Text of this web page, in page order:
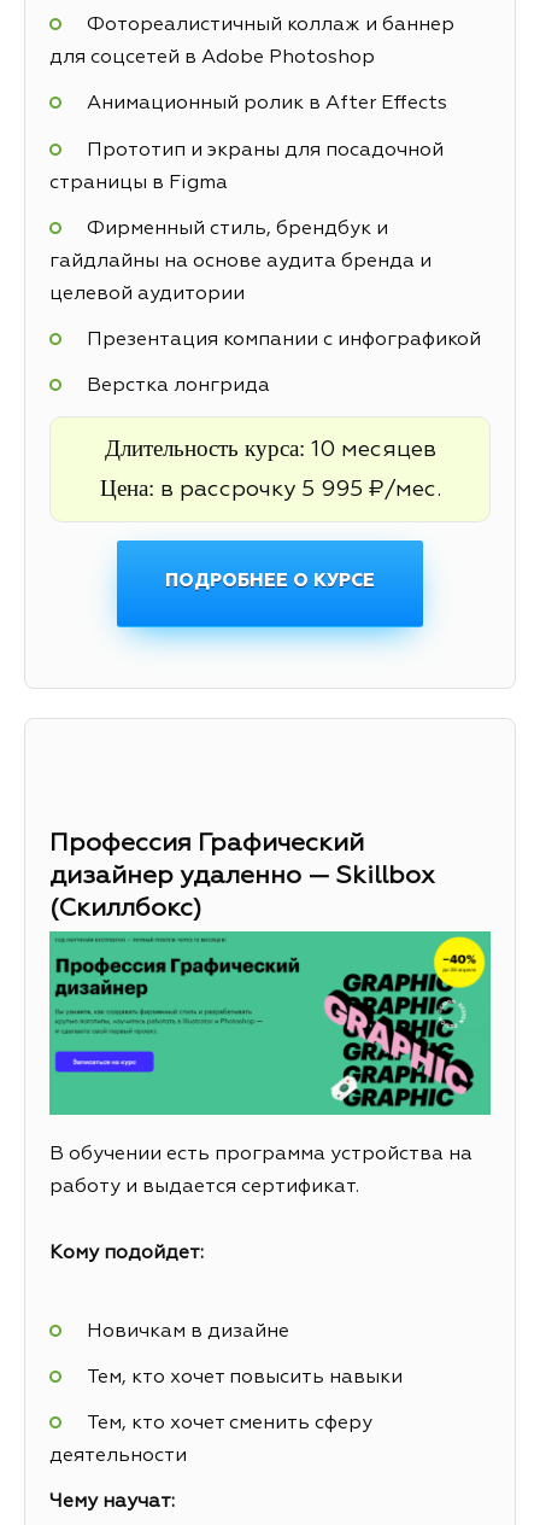
Фотореалистичный коллаж и баннер
для соцсетей в Adobe Photoshop
Анимационный ролик в After Effects
Прототип и экраны для посадочной
страницы в Figma
Фирменный стиль, брендбук и
гайдлайны на основе аудита бренда и
целевой аудитории
Презентация компании с инфографикой
Верстка лонгрида
Длительность курса: 10 месяцев
Цена: в рассрочку 5 995 ₽/мес.
ПОДРОБНЕЕ О КУРСЕ
Профессия Графический
дизайнер удаленно — Skillbox
(Скиллбокс)
В обучении есть программа устройства на
работу и выдается сертификат.
Кому подойдет:
Новичкам в дизайне
Тем, кто хочет повысить навыки
Тем, кто хочет сменить сферу
деятельности
Чему научат: